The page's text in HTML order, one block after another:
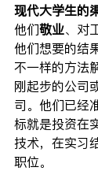
现代大学生的
他们敬业、对
他们想要的结
不一样的方法
刚起步的公司
司。他们已经
标就是投资在
技术，在实习
职位。